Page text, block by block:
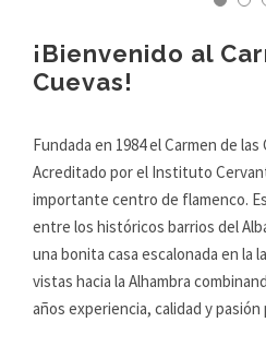
¡Bienvenido al
Cuevas!
Fundada en 1984 el Carmen de
Acreditado por el Instituto
importante centro de flamenco.
entre los históricos barrios del
una bonita casa escalonada en la
vistas hacia la Alhambra
años experiencia, calidad y pasión